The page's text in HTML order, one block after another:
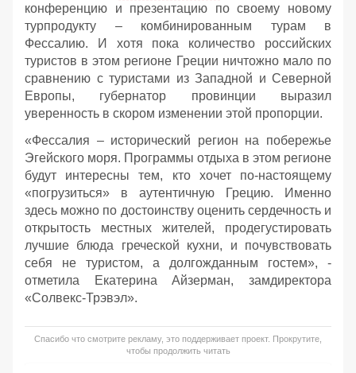
конференцию и презентацию по своему новому
турпродукту – комбинированным турам в
Фессалию. И хотя пока количество российских
туристов в этом регионе Греции ничтожно мало по
сравнению с туристами из Западной и Северной
Европы, губернатор провинции выразил
уверенность в скором изменении этой пропорции.
«Фессалия – исторический регион на побережье
Эгейского моря. Программы отдыха в этом регионе
будут интересны тем, кто хочет по-настоящему
«погрузиться» в аутентичную Грецию. Именно
здесь можно по достоинству оценить сердечность и
открытость местных жителей, продегустировать
лучшие блюда греческой кухни, и почувствовать
себя не туристом, а долгожданным гостем», -
отметила Екатерина Айзерман, замдиректора
«Солвекс-Трэвэл».
Спасибо что смотрите рекламу, это поддерживает проект. Прокрутите,
чтобы продолжить читать